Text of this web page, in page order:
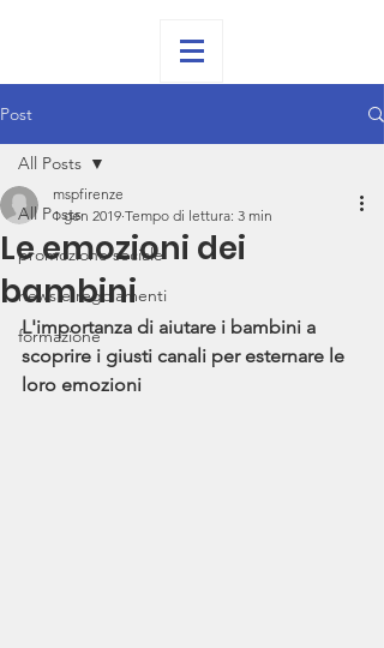
Post
All Posts
promozione sociale
news e regolamenti
formazione
All Posts
Le emozioni dei
bambini
mspfirenze
1 gen 2019 Tempo di lettura: 3 min
L'importanza di aiutare i bambini a
scoprire i giusti canali per esternare le
loro emozioni